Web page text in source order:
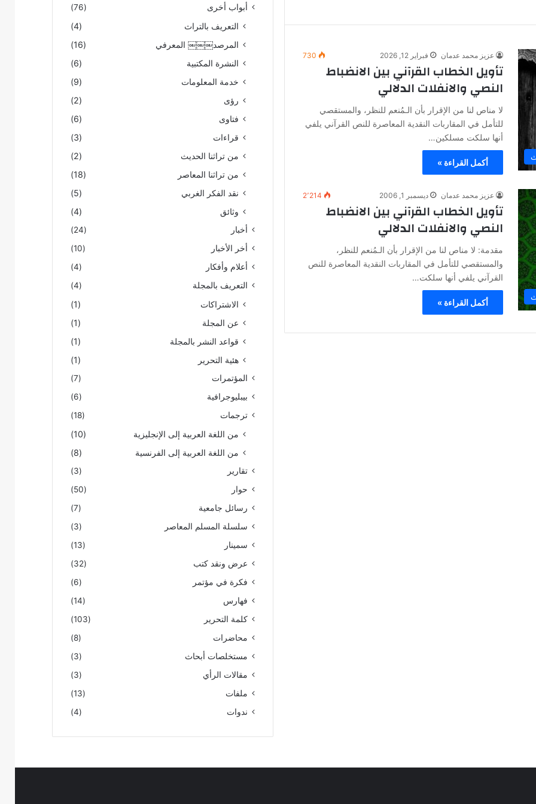
عزيز محمد عدمان فبراير 12, 2026 730
تأويل الخطاب القرآني بين الانضباط
النصي والانفلات الدلالي
لا مناص لنا من الإقرار بأن الـمُنعم للنظر، والمستقصي
للتأمل في المقاربات النقدية المعاصرة للنص القرآني يلفي
أنها سلكت مسلكين…
أكمل القراءة »
عزيز محمد عدمان ديسمبر 1, 2006 2٬214
تأويل الخطاب القرآني بين الانضباط
النصي والانفلات الدلالي
مقدمة: لا مناص لنا من الإقرار بأن الـمُنعم للنظر،
والمستقصي للتأمل في المقاربات النقدية المعاصرة للنص
القرآني يلفي أنها سلكت…
أكمل القراءة »
أبواب أخرى
(76)
التعريف بالتراث
(4)
المرصد￼￼￼ المعرفي
(16)
النشرة المكتبية
(6)
خدمة المعلومات
(9)
رؤى
(2)
فتاوى
(6)
قراءات
(3)
من تراثنا الحديث
(2)
من تراثنا المعاصر
(18)
نقد الفكر الغربي
(5)
وثائق
(4)
أخبار
(24)
أخر الأخبار
(10)
أعلام وأفكار
(4)
التعريف بالمجلة
(4)
الاشتراكات
(1)
عن المجلة
(1)
قواعد النشر بالمجلة
(1)
هئية التحرير
(1)
المؤتمرات
(7)
بيبليوجرافية
(6)
ترجمات
(18)
من اللغة العربية إلى الإنجليزية
(10)
من اللغة العربية إلى الفرنسية
(8)
تقارير
(3)
حوار
(50)
رسائل جامعية
(7)
سلسلة المسلم المعاصر
(3)
سمينار
(13)
عرض ونقد كتب
(32)
فكرة في مؤتمر
(6)
فهارس
(14)
كلمة التحرير
(103)
محاضرات
(8)
مستخلصات أبحاث
(3)
مقالات الرأي
(3)
ملفات
(13)
ندوات
(4)